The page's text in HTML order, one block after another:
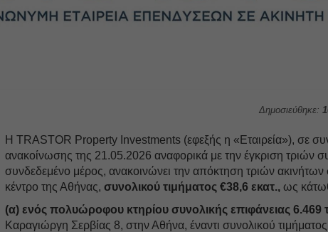
Δημοσιεύθηκε:
Η TRASTOR Property Investments (εφεξής η «Εταιρεία»), σε
ανακοίνωσης της 21.05.2026 αναφορικά με την έγκριση τριών
συνδεδεμένο μέρος, ανακοινώνει την απόκτηση τριών ακινήτων
κέντρο της Αθήνας,συνολικού τιμήματος €38,6 εκατ., ως
(α) ενός πολυώροφου κτηρίου συνολικής επιφάνειας 6.469
Καραγιώργη Σερβίας 8, στην Αθήνα, έναντι συνολικού